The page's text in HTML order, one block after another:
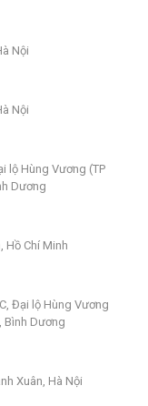
Nội
Nội
lộ Hùng Vương (TP
Dương
Hồ Chí Minh
Đại lộ Hùng Vương
Bình Dương
Xuân, Hà Nội